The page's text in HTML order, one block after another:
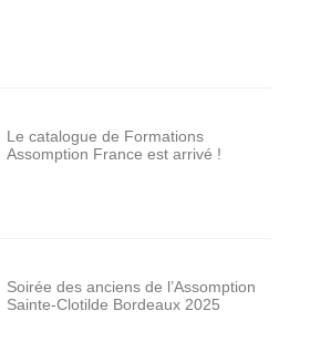
Le catalogue de Formations
Assomption France est arrivé !
Soirée des anciens de l’Assomption
Sainte-Clotilde Bordeaux 2025